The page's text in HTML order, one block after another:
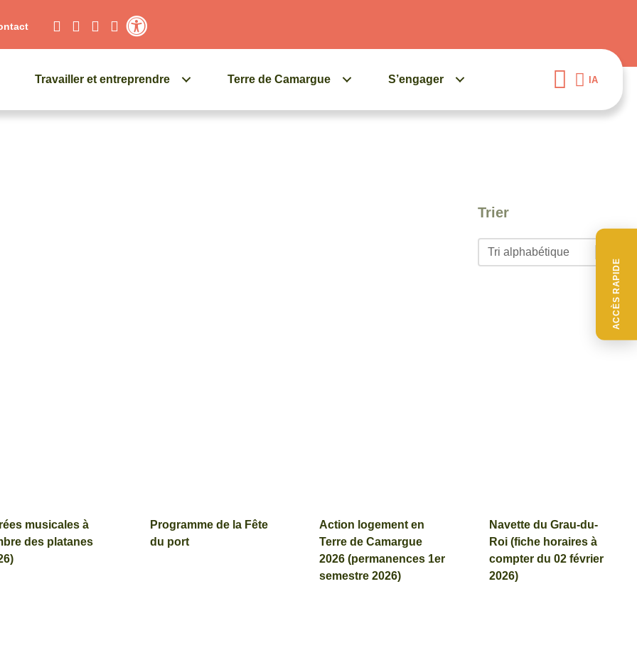
ACCÈS RAPIDE
Travailler et entreprendre Terre de Camargue S’engager IA
Trier
Trier
Trier
musicales à
des platanes
Programme de la Fête
du port
Action logement en
Terre de Camargue
2026 (permanences 1er
semestre 2026)
Navette du Grau-du-
Roi (fiche horaires à
compter du 02 février
2026)